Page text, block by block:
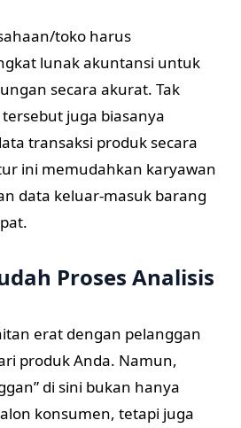
toko harus
lunak akuntansi untuk
secara akurat. Tak
juga biasanya
transaksi produk secara
ini memudahkan karyawan
data keluar-masuk barang
Proses Analisis
erat dengan pelanggan
produk Anda. Namun,
di sini bukan hanya
konsumen, tetapi juga